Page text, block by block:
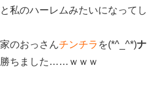
私のハーレムみたいになってし
のおっさんチンチラ を(*^_^*)ナ
ちました……ｗｗｗ